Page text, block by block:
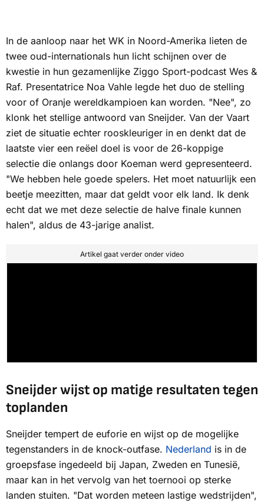
In de aanloop naar het WK in Noord-Amerika lieten de
twee oud-internationals hun licht schijnen over de
kwestie in hun gezamenlijke Ziggo Sport-podcast Wes &
Raf. Presentatrice Noa Vahle legde het duo de stelling
voor of Oranje wereldkampioen kan worden. "Nee", zo
klonk het stellige antwoord van Sneijder. Van der Vaart
ziet de situatie echter rooskleuriger in en denkt dat de
laatste vier een reëel doel is voor de 26-koppige
selectie die onlangs door Koeman werd gepresenteerd.
"We hebben hele goede spelers. Het moet natuurlijk een
beetje meezitten, maar dat geldt voor elk land. Ik denk
echt dat we met deze selectie de halve finale kunnen
halen", aldus de 43-jarige analist.
Artikel gaat verder onder video
Sneijder wijst op matige resultaten tegen
toplanden
Sneijder tempert de euforie en wijst op de mogelijke
tegenstanders in de knock-outfase. Nederland is in de
groepsfase ingedeeld bij Japan, Zweden en Tunesië,
maar kan in het vervolg van het toernooi op sterke
landen stuiten. "Dat worden meteen lastige wedstrijden",